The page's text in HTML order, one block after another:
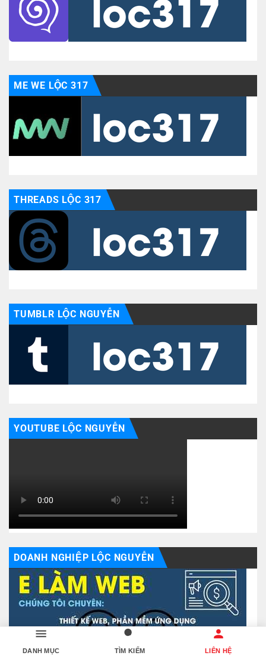
ME WE LỘC 317
THREADS LỘC 317
TUMBLR LỘC NGUYỄN
YOUTUBE LỘC NGUYỄN
DOANH NGHIỆP LỘC NGUYỄN
DANH MỤC TÌM KIẾM LIÊN HỆ